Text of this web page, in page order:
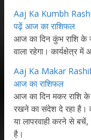
Aaj Ka Kumbh
पढ़ें आज का राशिफल
आज का दिन कुंभ राशि के
वाला रहेगा।
Aaj Ka Makar
आज का राशिफल
आज का दिन मकर राशि के
रखने का संदेश दे रहा है।
या लापरवाही करने से
है।